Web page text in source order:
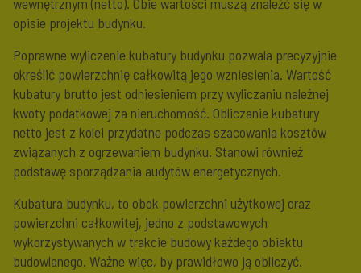
opisie projektu budynku.
Poprawne wyliczenie kubatury budynku pozwala precyzyjnie
określić powierzchnię całkowitą jego wzniesienia. Wartość
kubatury brutto jest odniesieniem przy wyliczaniu należnej
kwoty podatkowej za nieruchomość. Obliczanie kubatury
netto jest z kolei przydatne podczas szacowania kosztów
związanych z ogrzewaniem budynku. Stanowi również
podstawę sporządzania audytów energetycznych.
Kubatura budynku, to obok powierzchni użytkowej oraz
powierzchni całkowitej, jedno z podstawowych
wykorzystywanych w trakcie budowy każdego obiektu
budowlanego. Ważne więc, by prawidłowo ją obliczyć.